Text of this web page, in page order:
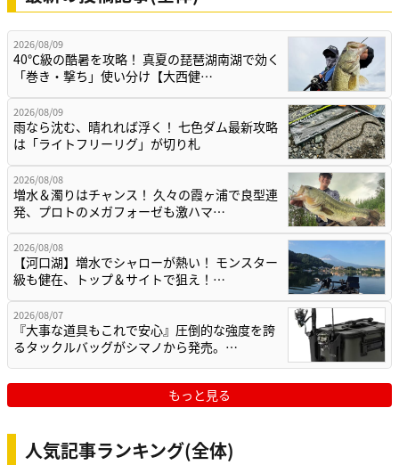
2026/08/09
40℃級の酷暑を攻略！ 真夏の琵琶湖南湖で効く
「巻き・撃ち」使い分け【大西健…
2026/08/09
雨なら沈む、晴れれば浮く！ 七色ダム最新攻略
は「ライトフリーリグ」が切り札
2026/08/08
増水＆濁りはチャンス！ 久々の霞ヶ浦で良型連
発、プロトのメガフォーゼも激ハマ…
2026/08/08
【河口湖】増水でシャローが熱い！ モンスター
級も健在、トップ＆サイトで狙え！…
2026/08/07
『大事な道具もこれで安心』圧倒的な強度を誇
るタックルバッグがシマノから発売。…
もっと見る
人気記事ランキング(全体)